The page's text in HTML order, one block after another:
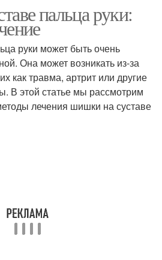
пальца руки:
руки может быть очень
Она может возникать из-за
как травма, артрит или другие
В этой статье мы рассмотрим
лечения шишки на суставе